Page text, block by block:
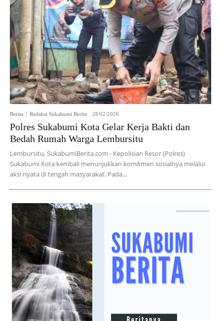
Berita Redaksi Sukabumi Berita - 28/02/2026
Polres Sukabumi Kota Gelar Kerja Bakti dan
Bedah Rumah Warga Lembursitu
Lembursitu, SukabumiBerita.com - Kepolisian Resor (Polres)
Sukabumi Kota kembali menunjukkan komitmen sosialnya melalui
aksi nyata di tengah masyarakat. Pada...